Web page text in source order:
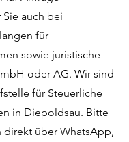
auch bei
für
sowie juristische
oder AG. Wir sind
für Steuerliche
in Diepoldsau. Bitte
direkt über WhatsApp,